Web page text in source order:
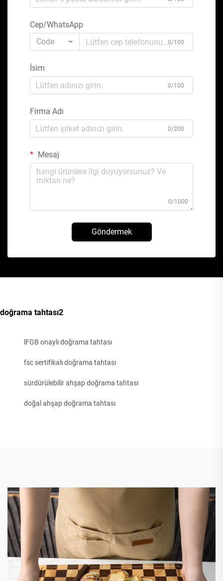
Cep/WhatsApp
Code
0/100
İsim
0/100
Firma Adı
0/200
Mesaj
0/1000
Göndermek
doğrama tahtası2
lFGB onaylı doğrama tahtası
fsc sertifikalı doğrama tahtası
sürdürülebilir ahşap doğrama tahtası
doğal ahşap doğrama tahtası